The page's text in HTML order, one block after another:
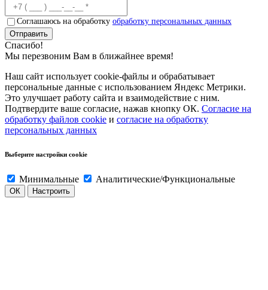
Соглашаюсь на обработку обработку персональных данных
Отправить
Спасибо!
Мы перезвоним Вам в ближайнее время!
Наш сайт использует cookie-файлы и обрабатывает
персональные данные с использованием Яндекс Метрики.
Это улучшает работу сайта и взаимодействие с ним.
Подтвердите ваше согласие, нажав кнопку ОК. Согласие на
обработку файлов cookie и согласие на обработку
персональных данных
Выберите настройки cookie
Минимальные Аналитические/Функциональные
ОК Настроить